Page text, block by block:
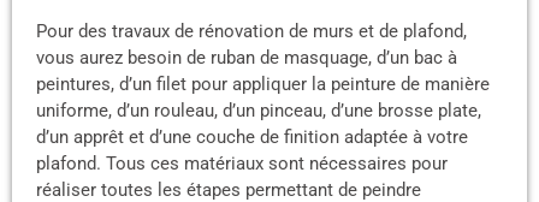
Pour des travaux de rénovation de murs et de plafond,
vous aurez besoin de ruban de masquage, d’un bac à
peintures, d’un filet pour appliquer la peinture de manière
uniforme, d’un rouleau, d’un pinceau, d’une brosse plate,
d’un apprêt et d’une couche de finition adaptée à votre
plafond. Tous ces matériaux sont nécessaires pour
réaliser toutes les étapes permettant de peindre